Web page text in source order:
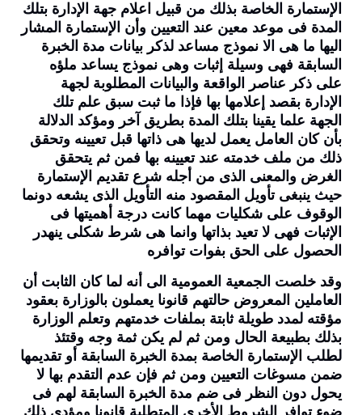
الإستمارة الخاصة بذلك من قبيل اعلام جهة الإدارة بتلك
المدة فى موعد معين عند التعيين وأن الإستمارة المشار
اليها ما هى الا نموذج مساعد لذكر بيانات مدة الخبرة
السابقة فهى وسيلة إثبات وهى نموذج يساعد ملؤه
على ذكر عناصر الواقعة والبيانات المطلوبة لجهة
الإدارة بقصد إعلامها بها فإذا ما ثبت سبق علم تلك
الجهة علما يقينا بتلك المدة بطريق آخر ومؤكد الدلالة
بأن كان العامل يعمل لديها هى ذاتها قبل تعيينه وتحقق
ذلك من ملف خدمته عند تعيينه بها فمن ثم يتحقق
الغرض والمعنى الذى من أجله شرع تقديم الإستمارة
حيث ينبغى تأويل المقصود منه التأويل الذى يشعه دونما
الوقوف على شكليات مهما كانت درجة أهميتها فى
الإثبات فهى لا تعيد بذاتها وانما هى شرط شكلى ينهدر
الحصول على الحق بفوات توافره
وقد خلصت الجمعية العمومية الى أنه لما كان الثابت أن
العاملين المعروض حالتهم قانونا يعملون بالوزارة بعقود
مؤقته لمدد طويلة ثابتة بملفات خدمتهم وتعلم الوزارة
بذلك بطبيعة الحال ومن ثم لم يكن ثمة وجه وقتئذ
لطلب الإستمارة الخاصة بمدة الخبرة السابقة أو تقديمها
ضمن مسوغات التعيين ومن ثم فإن عدم التقدم بها لا
يحول دون النظر فى ضم مدة الخبرة السابقة لهم فى
ضوء توافر الشروط الأخرى المتطلبة قانونا ومؤدى ذلك